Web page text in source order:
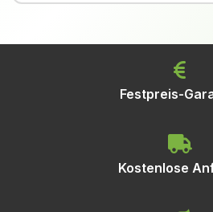
Festpreis-
Kostenlose